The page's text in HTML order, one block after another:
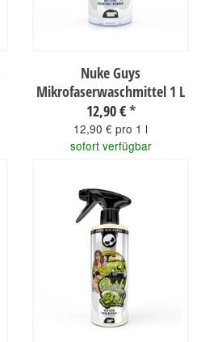
Nuke Guys
Mikrofaserwaschmittel 1 L
12,90 €*
12,90 € pro 1 l
sofort verfügbar